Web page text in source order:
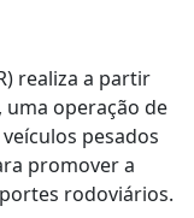
realiza a partir
operação de
pesados
promover a
rodoviários.